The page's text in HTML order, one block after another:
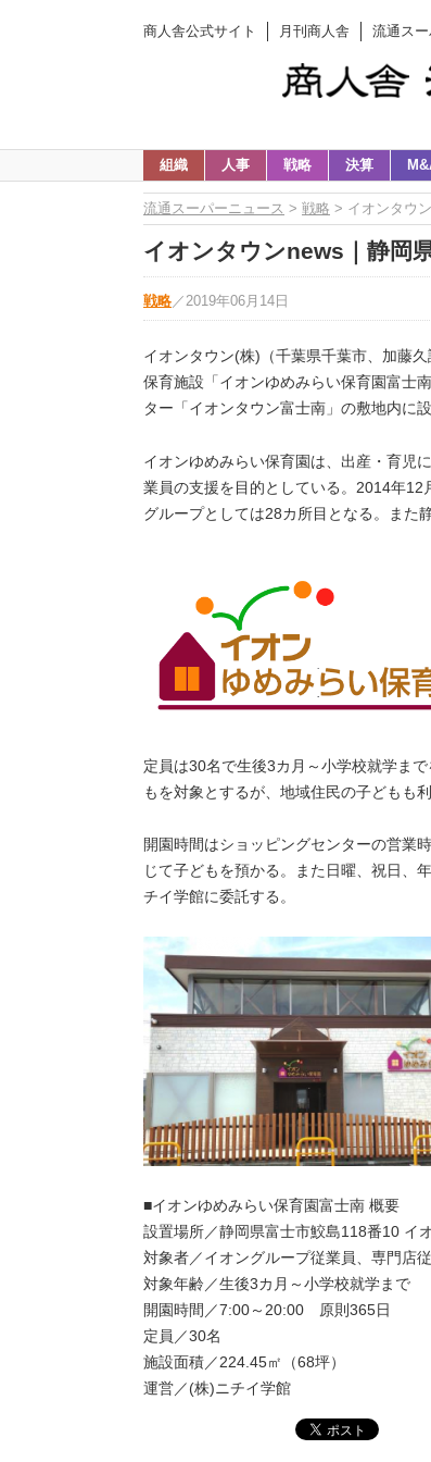
商人舎公式サイト 月刊商人舎 流通ス
組織 人事 戦略 決算
流通スーパーニュース > 戦略 > イオンタウ
イオンタウンnews｜静岡
戦略 ／ 2019年06月14日
イオンタウン(株)（千葉県千葉市、加藤
保育施設「イオンゆめみらい保育園富士
ター「イオンタウン富士南」の敷地内に
イオンゆめみらい保育園は、出産・育児
業員の支援を目的としている。2014年
グループとしては28カ所目となる。また
定員は30名で生後3カ月～小学校就学ま
もを対象とするが、地域住民の子どもも
開園時間はショッピングセンターの営業
じて子どもを預かる。また日曜、祝日、
チイ学館に委託する。
■イオンゆめみらい保育園富士南 概要
設置場所／静岡県富士市鮫島118番10 イ
対象者／イオングループ従業員、専門店
対象年齢／生後3カ月～小学校就学まで
開園時間／7:00～20:00 原則365日
定員／30名
施設面積／224.45㎡（68坪）
運営／(株)ニチイ学館